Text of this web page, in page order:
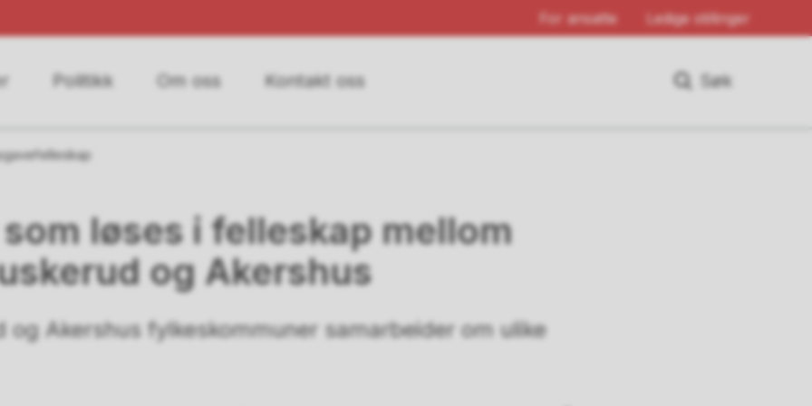
For ansatte Ledige stillinger
Politikk Om oss Kontakt oss Søk
løses i felleskap mellom
og Akershus
og Akershus fylkeskommuner samarbeider om ulike